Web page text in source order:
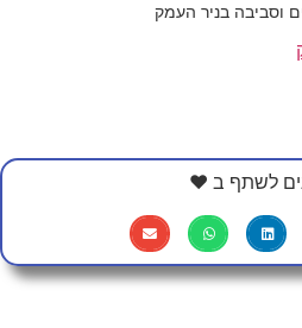
וסביבה בניר העמק
לשתף ב ❤